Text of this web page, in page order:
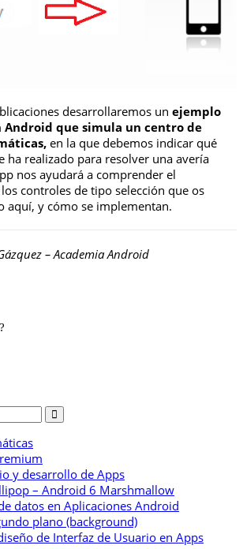
desarrollaremos un ejemplo
Android que simula un centro de
, en la que debemos indicar qué
ha realizado para resolver una avería
nos ayudará a comprender el
controles de tipo selección que os
aquí, y cómo se implementan.
– Academia Android
y desarrollo de Apps
– Android 6 Marshmallow
datos en Aplicaciones Android
plano (background)
de Interfaz de Usuario en Apps